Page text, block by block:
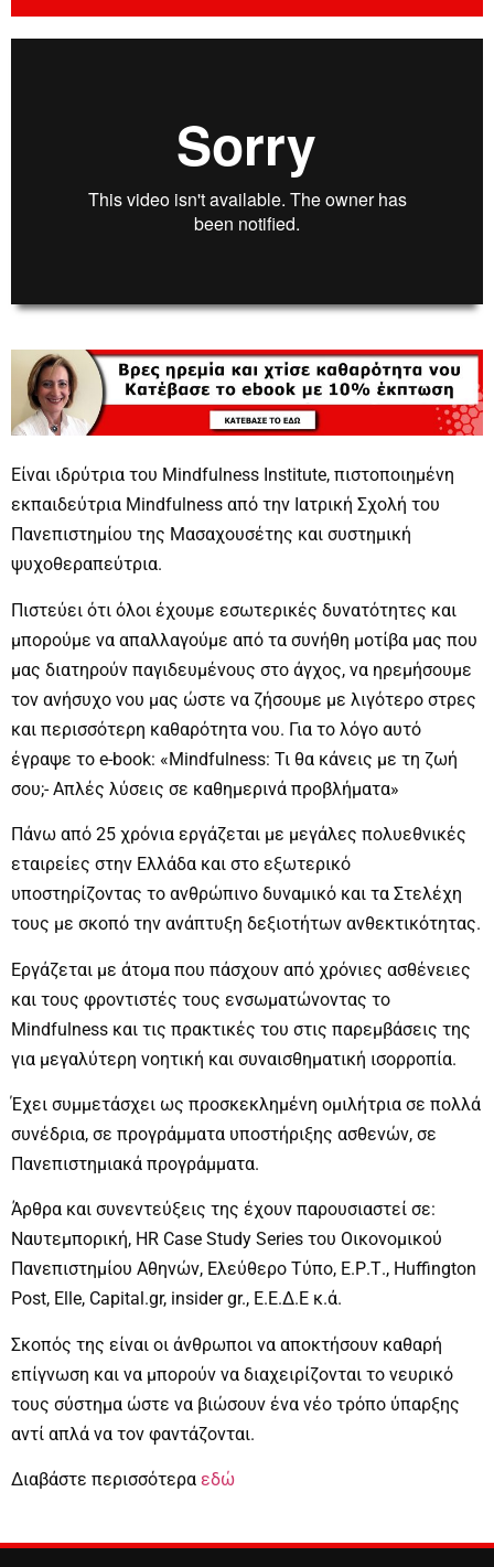
Είναι ιδρύτρια του Mindfulness Institute, πιστοποιημένη
εκπαιδεύτρια Mindfulness από την Ιατρική Σχολή του
Πανεπιστημίου της Μασαχουσέτης και συστημική
ψυχοθεραπεύτρια.
Πιστεύει ότι όλοι έχουμε εσωτερικές δυνατότητες και
μπορούμε να απαλλαγούμε από τα συνήθη μοτίβα μας που
μας διατηρούν παγιδευμένους στο άγχος, να ηρεμήσουμε
τον ανήσυχο νου μας ώστε να ζήσουμε με λιγότερο στρες
και περισσότερη καθαρότητα νου. Για το λόγο αυτό
έγραψε το e-book: «Mindfulness: Τι θα κάνεις με τη ζωή
σου;- Απλές λύσεις σε καθημερινά προβλήματα»
Πάνω από 25 χρόνια εργάζεται με μεγάλες πολυεθνικές
εταιρείες στην Ελλάδα και στο εξωτερικό
υποστηρίζοντας το ανθρώπινο δυναμικό και τα Στελέχη
τους με σκοπό την ανάπτυξη δεξιοτήτων ανθεκτικότητας.
Εργάζεται με άτομα που πάσχουν από χρόνιες ασθένειες
και τους φροντιστές τους ενσωματώνοντας το
Mindfulness και τις πρακτικές του στις παρεμβάσεις της
για μεγαλύτερη νοητική και συναισθηματική ισορροπία.
Έχει συμμετάσχει ως προσκεκλημένη ομιλήτρια σε πολλά
συνέδρια, σε προγράμματα υποστήριξης ασθενών, σε
Πανεπιστημιακά προγράμματα.
Άρθρα και συνεντεύξεις της έχουν παρουσιαστεί σε:
Ναυτεμπορική, HR Case Study Series του Οικονομικού
Πανεπιστημίου Αθηνών, Ελεύθερο Τύπο, Ε.Ρ.Τ., Huffington
Post, Elle, Capital.gr, insider gr., Ε.Ε.Δ.Ε κ.ά.
Σκοπός της είναι οι άνθρωποι να αποκτήσουν καθαρή
επίγνωση και να μπορούν να διαχειρίζονται το νευρικό
τους σύστημα ώστε να βιώσουν ένα νέο τρόπο ύπαρξης
αντί απλά να τον φαντάζονται.
Διαβάστε περισσότερα εδώ